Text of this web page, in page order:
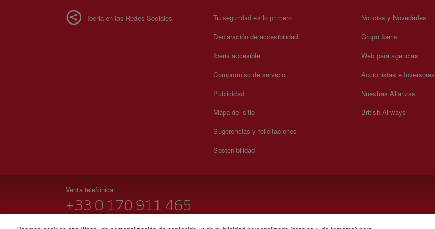
Iberia en las Redes Sociales
Tu seguridad es lo primero
Declaración de accesibilidad
Iberia accesible
Compromiso de servicio
Publicidad
Mapa del sitio
Sugerencias y felicitaciones
Sostenibilidad
Noticias y Novedades
Grupo Iberia
Web para agencias
Accionistas e Inversores
Nuestras Alianzas
British Airways
Venta telefónica
+33 0 170 911 465